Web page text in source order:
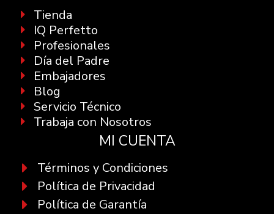
Tienda
IQ Perfetto
Profesionales
Día del Padre
Embajadores
Blog
Servicio Técnico
Trabaja con Nosotros
MI CUENTA
Términos y Condiciones
Política de Privacidad
Política de Garantía